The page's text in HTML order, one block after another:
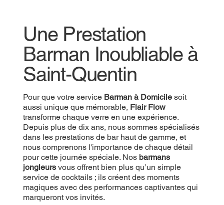
Une Prestation
Barman Inoubliable à
Saint-Quentin
Pour que votre Prestation Barmansoit aussi
unique que mémorable,Flair Flowtransforme
chaque verre en une expérience. Depuis plus de
dix ans, nous sommes spécialisés dans les
prestations de bar haut de gamme, et nous
comprenons l'importance de chaque détail pour
cette journée spéciale. Nos barmans jongleurs
vous offrent bien plus qu’un simple service de
cocktails ; ils créent des moments magiques avec
des performances captivantes qui marqueront vos
invités.
Une Prestation
Barman Inoubliable à
Saint-Quentin
Pour que votre service Barman à Domicilesoit
aussi unique que mémorable, Flair Flow
transforme chaque verre en une expérience.
Depuis plus de dix ans, nous sommes spécialisés
dans les prestations de bar haut de gamme, et
nous comprenons l'importance de chaque détail
pour cette journée spéciale. Nos barmans
jongleursvous offrent bien plus qu’un simple
service de cocktails ; ils créent des moments
magiques avec des performances captivantes qui
marqueront vos invités.